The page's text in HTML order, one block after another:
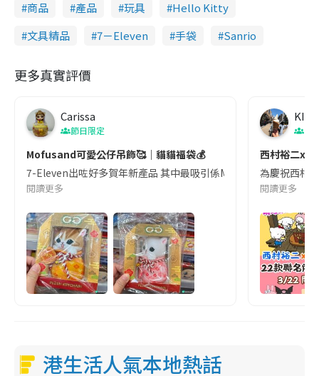
商品 產品 玩具
Hello Kitty
文具精品
7－Eleven 手袋 Sanrio
更多真實評價
Carissa
節日限定
Mofusand可愛公仔吊飾🥰｜貓貓福袋💰
7-Eleven出咗好多賀年新產品 其中最吸引係Mofusand嘅精品 每
閱讀更多
西村裕二x
為慶祝西村
閱讀更多
港生活人氣本地熱話